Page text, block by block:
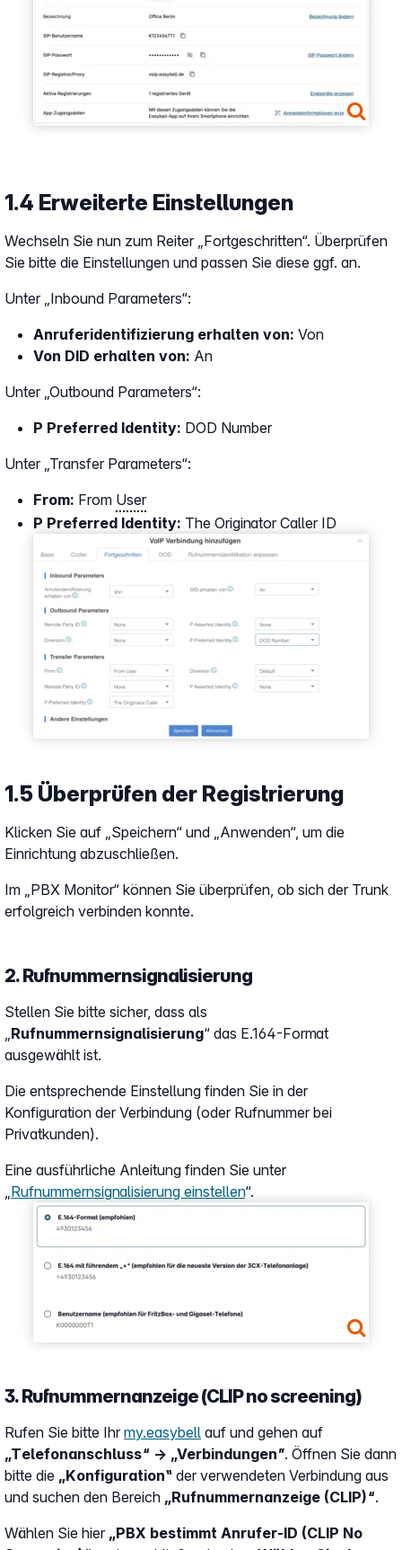
1.4 Erweiterte Einstellungen
Wechseln Sie nun zum Reiter „Fortgeschritten“. Überprüfen
Sie bitte die Einstellungen und passen Sie diese ggf. an.
Unter „Inbound Parameters“:
Anruferidentifizierung erhalten von: Von
Von DID erhalten von: An
Unter „Outbound Parameters“:
P Preferred Identity: DOD Number
Unter „Transfer Parameters“:
From: From User
P Preferred Identity: The Originator Caller ID
1.5 Überprüfen der Registrierung
Klicken Sie auf „Speichern“ und „Anwenden“, um die
Einrichtung abzuschließen.
Im „PBX Monitor“ können Sie überprüfen, ob sich der Trunk
erfolgreich verbinden konnte.
2. Rufnummernsignalisierung
Show larger version
Stellen Sie bitte sicher, dass als
„Rufnummernsignalisierung“ das E.164-Format
ausgewählt ist.
Die entsprechende Einstellung finden Sie in der
Konfiguration der Verbindung (oder Rufnummer bei
Privatkunden).
Eine ausführliche Anleitung finden Sie unter
„Rufnummernsignalisierung einstellen“.
3. Rufnummernanzeige (CLIP no screening)
Rufen Sie bitte Ihr my.easybell auf und gehen auf
„Telefonanschluss“ → „Verbindungen”. Öffnen Sie dann
bitte die „Konfiguration‟ der verwendeten Verbindung aus
und suchen den Bereich „Rufnummernanzeige (CLIP)“.
Wählen Sie hier „PBX bestimmt Anrufer-ID (CLIP No